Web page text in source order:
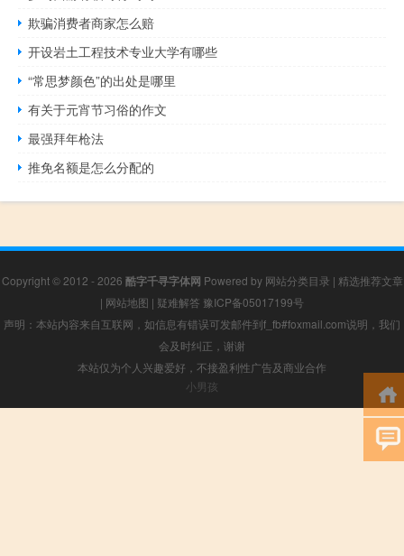
欺骗消费者商家怎么赔
开设岩土工程技术专业大学有哪些
“常思梦颜色”的出处是哪里
有关于元宵节习俗的作文
最强拜年枪法
推免名额是怎么分配的
Copyright © 2012 - 2026 酷字千寻字体网 Powered by 网站分类目录 | 精选推荐文章
| 网站地图 | 疑难解答 豫ICP备05017199号
声明：本站内容来自互联网，如信息有错误可发邮件到f_fb#foxmail.com说明，我们
会及时纠正，谢谢
本站仅为个人兴趣爱好，不接盈利性广告及商业合作
小男孩